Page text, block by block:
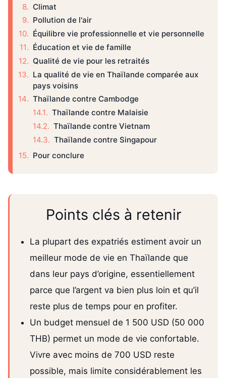
Climat
Pollution de l'air
Équilibre vie professionnelle et vie personnelle
Éducation et vie de famille
Qualité de vie pour les retraités
La qualité de vie en Thaïlande comparée aux
pays voisins
Thaïlande contre Cambodge
Thaïlande contre Malaisie
Thaïlande contre Vietnam
Thaïlande contre Singapour
Pour conclure
Points clés à retenir
La plupart des expatriés estiment avoir un
meilleur mode de vie en Thaïlande que
dans leur pays d’origine, essentiellement
parce que l’argent va bien plus loin et qu’il
reste plus de temps pour en profiter.
Un budget mensuel de 1 500 USD (50 000
THB) permet un mode de vie confortable.
Vivre avec moins de 700 USD reste
possible, mais limite considérablement les